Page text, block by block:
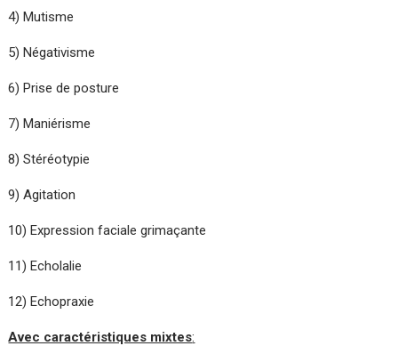
4) Mutisme
5) Négativisme
6) Prise de posture
7) Maniérisme
8) Stéréotypie
9) Agitation
10) Expression faciale grimaçante
11) Echolalie
12) Echopraxie
Avec caractéristiques mixtes: